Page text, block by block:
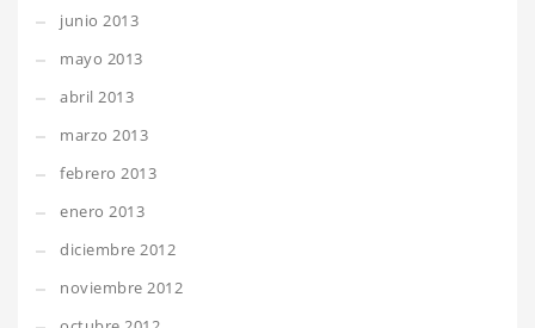
junio 2013
mayo 2013
abril 2013
marzo 2013
febrero 2013
enero 2013
diciembre 2012
noviembre 2012